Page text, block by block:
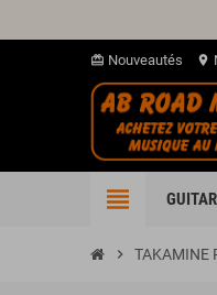
card_giftcard Nouveautés location_on
view_headline
chevron_right TAKAMINE